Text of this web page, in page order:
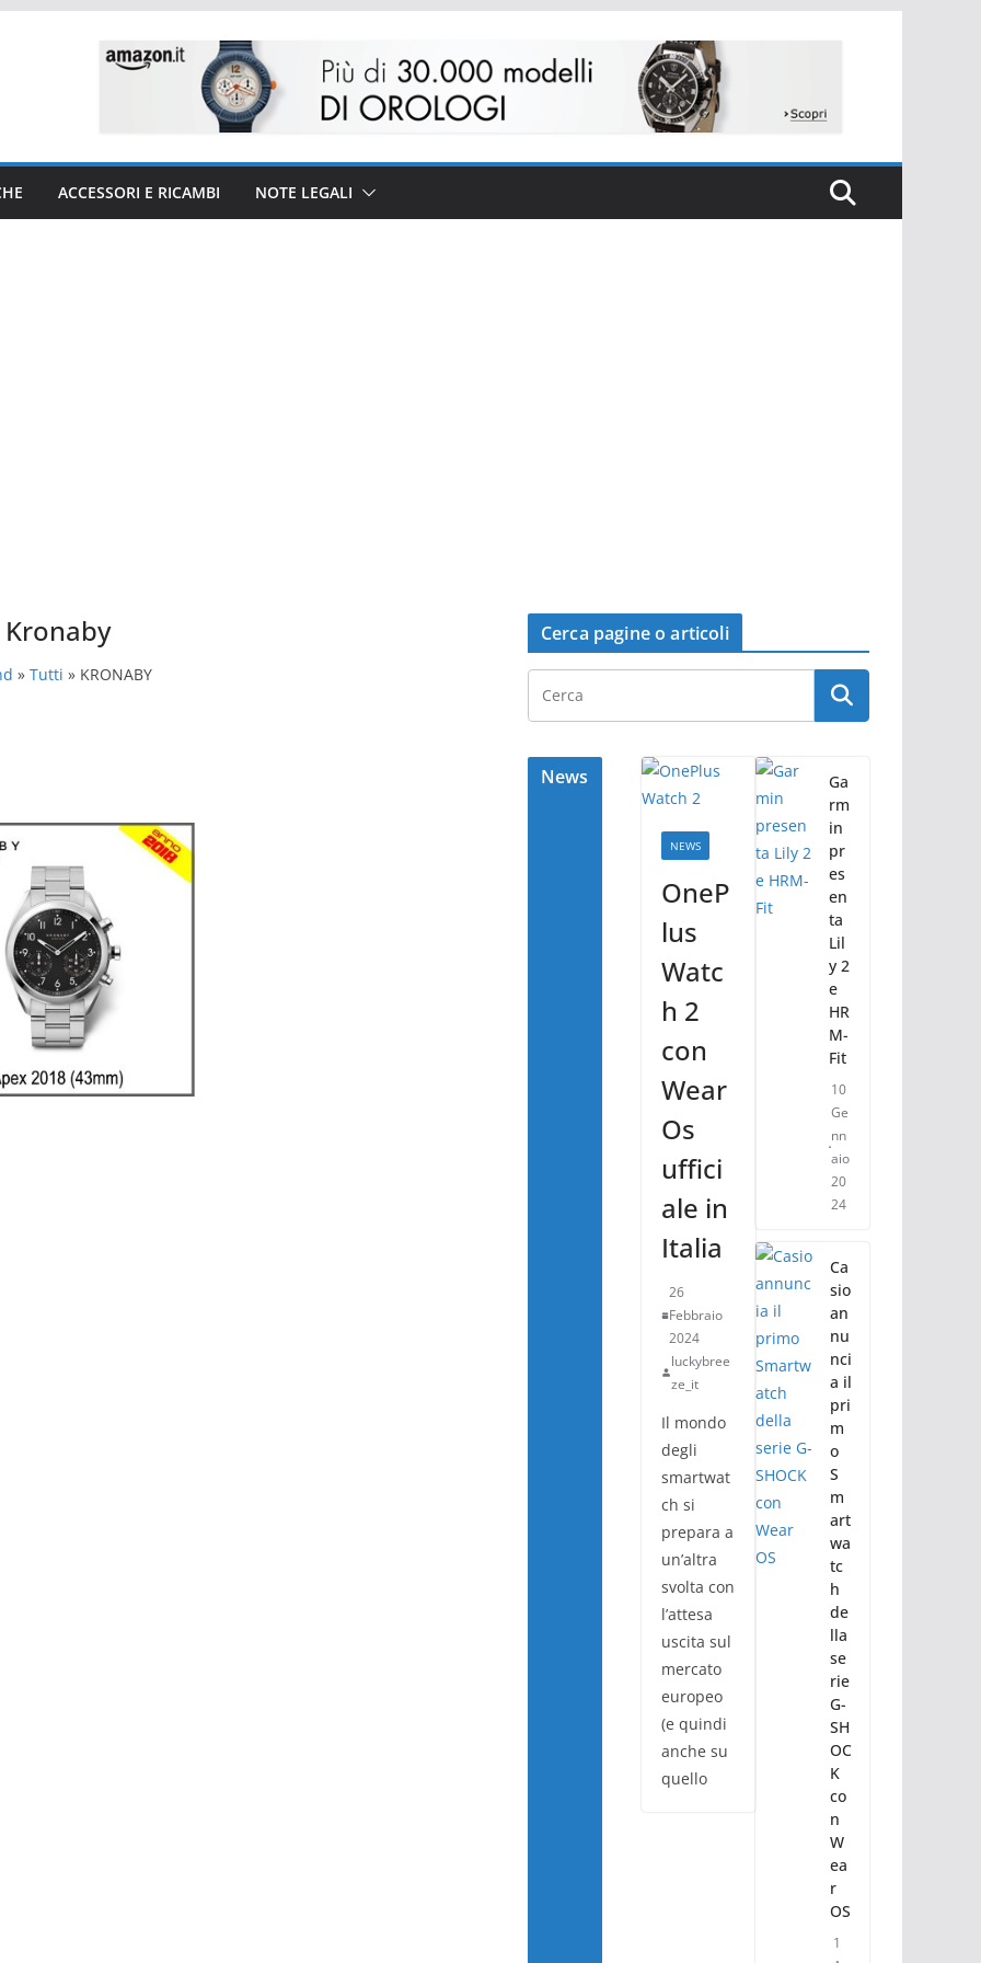
ACCESSORI E RICAMBI NOTE LEGALI
Kronaby
» Tutti » KRONABY
Cerca pagine o articoli
News
NEWS
OneP
lus
Watc
h 2
con
Wear
Os
uffici
ale in
Italia
26
Febbraio
2024
luckybree
ze_it
Il mondo
degli
smartwat
ch si
prepara a
un’altra
svolta con
l’attesa
uscita sul
mercato
europeo
(e quindi
anche su
quello
Ga
rm
in
pr
es
en
ta
Lil
y 2
e
HR
M-
Fit
10
Ge
nn
aio
20
24
Ca
sio
an
nu
nci
a il
pri
m
o
S
m
art
wa
tc
h
de
lla
se
rie
G-
SH
OC
K
co
n
W
ea
r
OS
1